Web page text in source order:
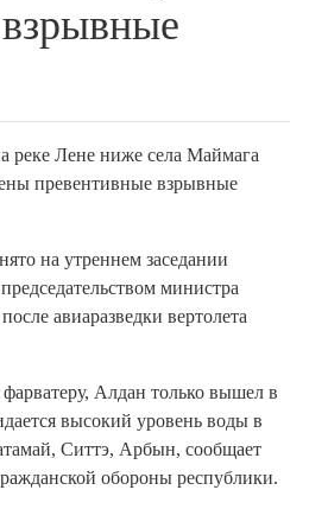
реке Лене ниже села Маймага
превентивные взрывные
на утреннем заседании
министра
авиаразведки вертолета
Алдан только вышел в
высокий уровень воды в
Ситтэ, Арбын, сообщает
обороны республики.